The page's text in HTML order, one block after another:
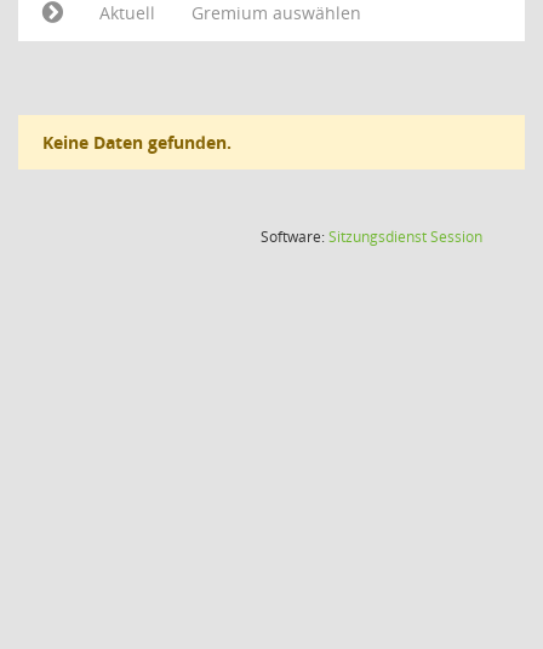
Aktuell
Gremium auswählen
Keine Daten gefunden.
Software:SitzungsdienstSession(Wird in